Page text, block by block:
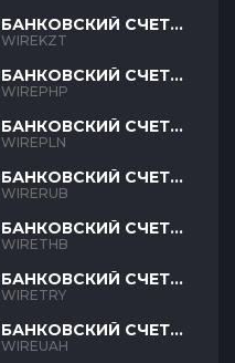
БАНКОВСКИЙ СЧЕТ
KZT
WIREKZT
БАНКОВСКИЙ СЧЕТ
PHP
WIREPHP
БАНКОВСКИЙ СЧЕТ
PLN
WIREPLN
БАНКОВСКИЙ СЧЕТ
RUB
WIRERUB
БАНКОВСКИЙ СЧЕТ
THB
WIRETHB
БАНКОВСКИЙ СЧЕТ
TRY
WIRETRY
БАНКОВСКИЙ СЧЕТ
UAH
WIREUAH